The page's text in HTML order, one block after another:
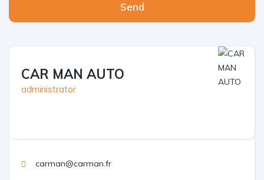
Send
CAR MAN AUTO
administrator
carman@carman.fr